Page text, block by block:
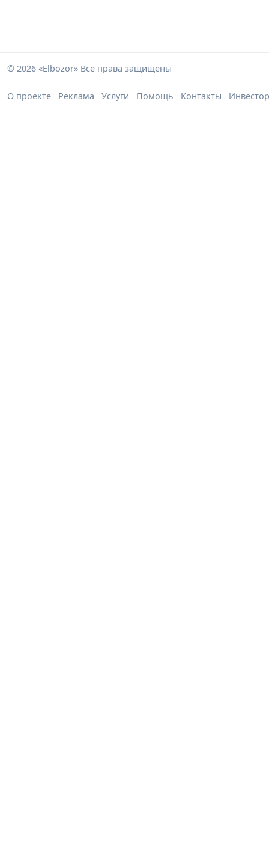
© 2026 «Elbozor» Все права защищены
О проекте Реклама Услуги Помощь Контакты